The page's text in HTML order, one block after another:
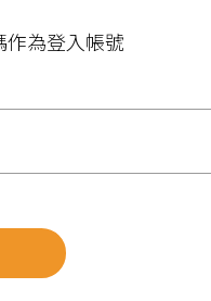
為登入帳號